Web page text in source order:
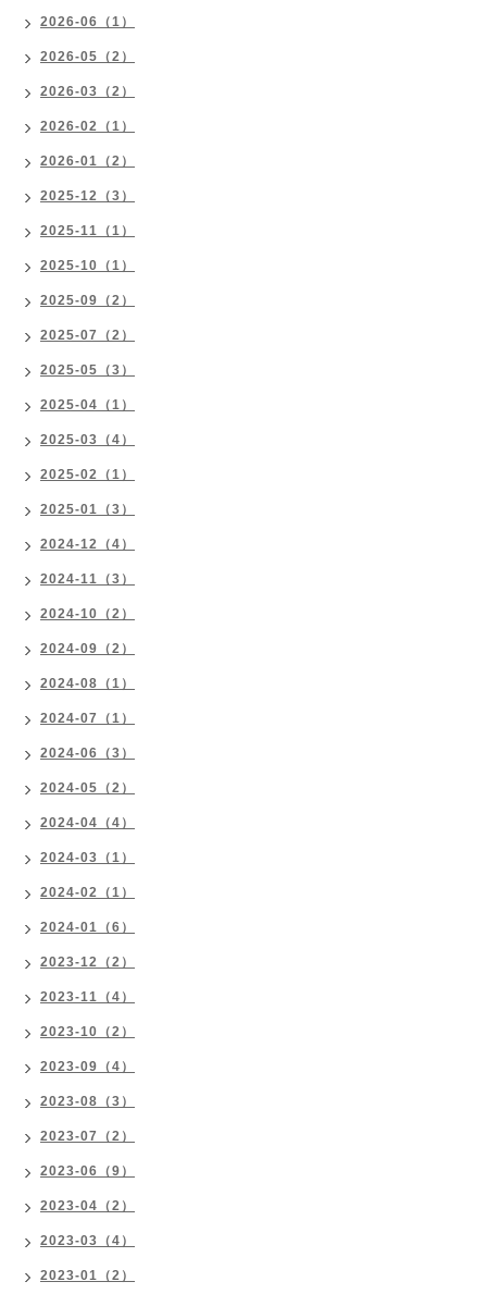
2026-06（1）
2026-05（2）
2026-03（2）
2026-02（1）
2026-01（2）
2025-12（3）
2025-11（1）
2025-10（1）
2025-09（2）
2025-07（2）
2025-05（3）
2025-04（1）
2025-03（4）
2025-02（1）
2025-01（3）
2024-12（4）
2024-11（3）
2024-10（2）
2024-09（2）
2024-08（1）
2024-07（1）
2024-06（3）
2024-05（2）
2024-04（4）
2024-03（1）
2024-02（1）
2024-01（6）
2023-12（2）
2023-11（4）
2023-10（2）
2023-09（4）
2023-08（3）
2023-07（2）
2023-06（9）
2023-04（2）
2023-03（4）
2023-01（2）